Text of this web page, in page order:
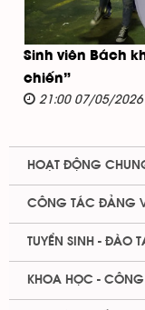
Sinh viên Bách
chiến”
21:00 07/05/2026
HOẠT ĐỘNG
CÔNG TÁC ĐẢNG
TUYỂN SINH - ĐÀO
KHOA HỌC -